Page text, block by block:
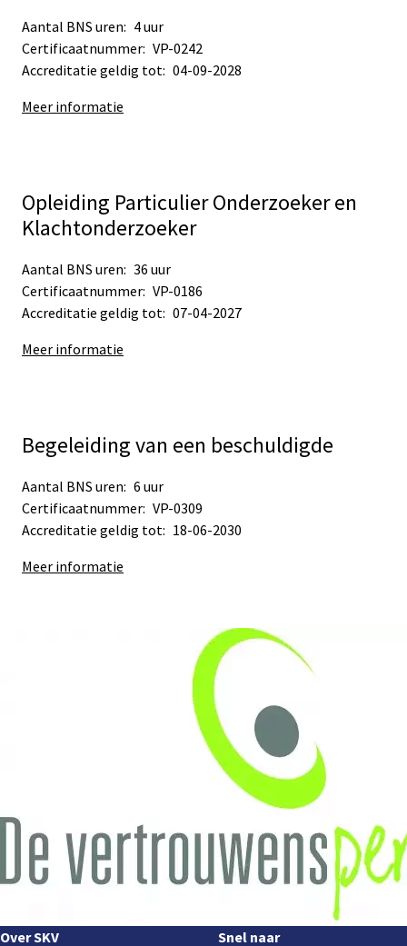
Aantal BNS uren: 4 uur
Certificaatnummer: VP-0242
Accreditatie geldig tot: 04-09-2028
Meer informatie
Opleiding Particulier Onderzoeker en
Klachtonderzoeker
Aantal BNS uren: 36 uur
Certificaatnummer: VP-0186
Accreditatie geldig tot: 07-04-2027
Meer informatie
Begeleiding van een beschuldigde
Aantal BNS uren: 6 uur
Certificaatnummer: VP-0309
Accreditatie geldig tot: 18-06-2030
Meer informatie
Footer
Over SKV
Snel naar